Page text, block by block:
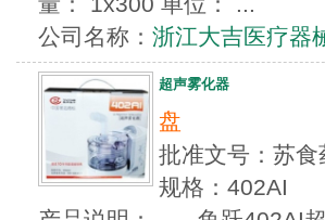
公司名称： 浙江大吉医疗器
超声雾化器
盘
批准文号：苏
规格：402AI